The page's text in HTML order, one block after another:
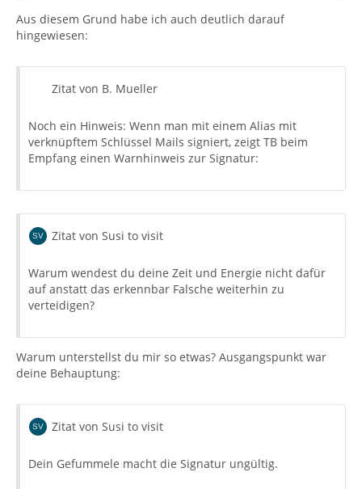
Aus diesem Grund habe ich auch deutlich darauf
hingewiesen:
Zitat von B. Mueller
Noch ein Hinweis: Wenn man mit einem Alias mit
verknüpftem Schlüssel Mails signiert, zeigt TB beim
Empfang einen Warnhinweis zur Signatur:
Zitat von Susi to visit
Warum wendest du deine Zeit und Energie nicht dafür
auf anstatt das erkennbar Falsche weiterhin zu
verteidigen?
Warum unterstellst du mir so etwas? Ausgangspunkt war
deine Behauptung:
Zitat von Susi to visit
Dein Gefummele macht die Signatur ungültig.